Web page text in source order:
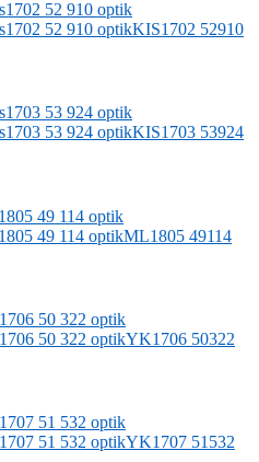
KIS1702 52910
KIS1703 53924
ML1805 49114
YK1706 50322
YK1707 51532